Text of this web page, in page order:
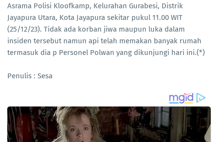
Asrama Polisi Kloofkamp, Kelurahan Gurabesi, Distrik
Jayapura Utara, Kota Jayapura sekitar pukul 11.00 WIT
(25/12/23). Tidak ada korban jiwa maupun luka dalam
insiden tersebut namun api telah memakan banyak rumah
termasuk dia p Personel Polwan yang dikunjungi hari ini.(*)
Penulis : Sesa